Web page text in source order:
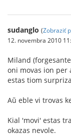
sudanglo (Zobraziť
12. novembra 2010
Miland
oni movas ion per
estas tiom
Aŭ eble vi trovas
Kial 'movi' estas
okazas nevole.